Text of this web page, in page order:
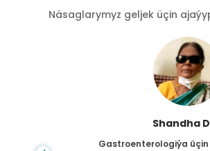
Näsaglarymyz geljek üçin
Shandha
Gastroenterologiýa